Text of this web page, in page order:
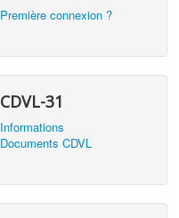
Première connexion ?
CDVL-31
Informations
Documents CDVL